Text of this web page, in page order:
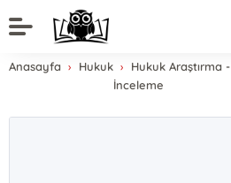
Anasayfa Hukuk
Hukuk Araştırma -
İnceleme